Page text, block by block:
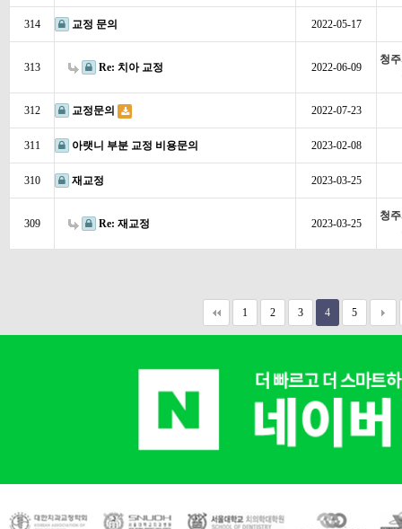
314 교정 문의 2022-05-17
313 Re: 치아 교정 2022-06-09
청
312 교정문의 2022-07-23
311 아랫니 부분 교정 비용문의 2023-02-08
310 재교정 2023-03-25
309 Re: 재교정 2023-03-25
청
1 2 3 4 5